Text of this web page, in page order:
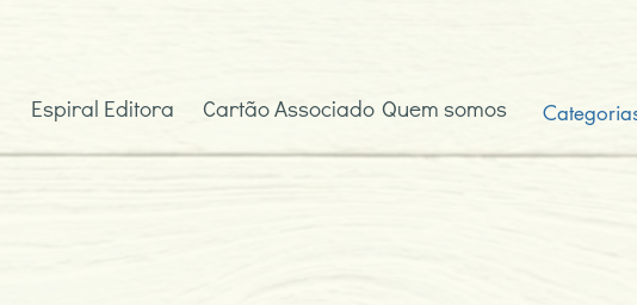
Espiral Editora Cartão Associado Quem somos